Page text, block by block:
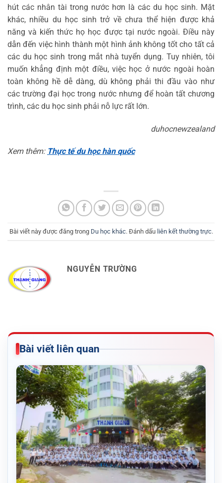
hút các nhân tài trong nước hơn là các du học sinh. Mặt
khác, nhiều du học sinh trở về chưa thể hiện được khả
năng và kiến thức họ học được tại nước ngoài. Điều này
dẫn đến việc hình thành một hình ảnh không tốt cho tất cả
các du học sinh trong mắt nhà tuyển dụng. Tuy nhiên, tôi
muốn khẳng định một điều, việc học ở nước ngoài hoàn
toàn không hề dễ dàng, dù không phải thi đầu vào như
các trường đại học trong nước nhưng để hoàn tất chương
trình, các du học sinh phải nỗ lực rất lớn.
duhocnewzealand
Xem thêm: Thực tế du học hàn quốc
Bài viết này được đăng trong Du học khác. Đánh dấu liên kết thường trực.
NGUYỄN TRƯỜNG
Bài viết liên quan